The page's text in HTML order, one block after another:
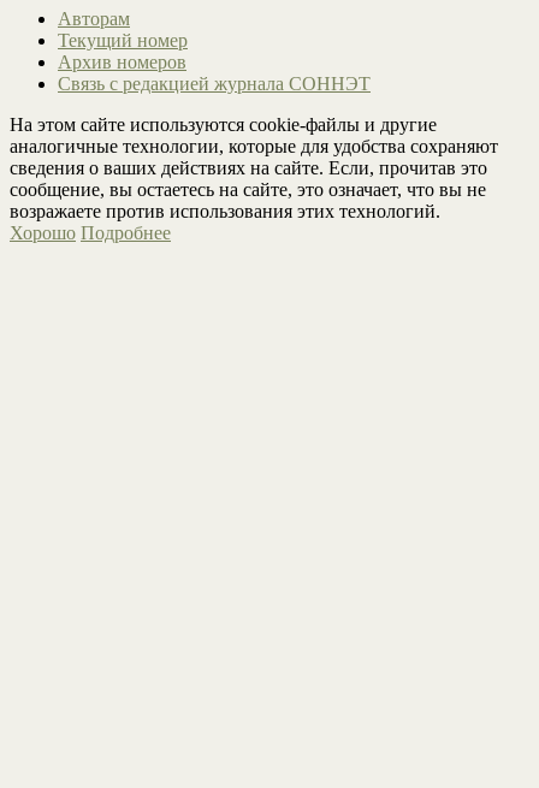
Авторам
Текущий номер
Архив номеров
Связь с редакцией журнала СОННЭТ
На этом сайте используются cookie-файлы и другие
аналогичные технологии, которые для удобства сохраняют
сведения о ваших действиях на сайте. Если, прочитав это
сообщение, вы остаетесь на сайте, это означает, что вы не
возражаете против использования этих технологий.
Хорошо Подробнее